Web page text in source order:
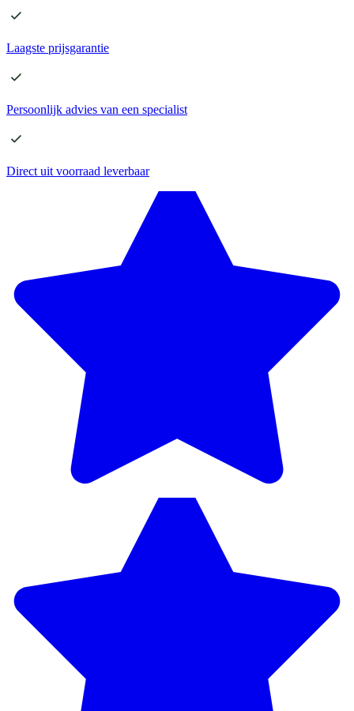
Laagste prijsgarantie
Persoonlijk advies van een specialist
Direct uit voorraad leverbaar